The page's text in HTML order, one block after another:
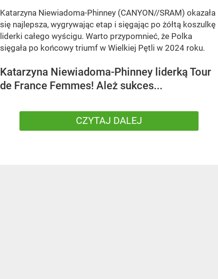
Katarzyna Niewiadoma-Phinney (CANYON//SRAM) okazała
się najlepsza, wygrywając etap i sięgając po żółtą koszulkę
liderki całego wyścigu. Warto przypomnieć, że Polka
sięgała po końcowy triumf w Wielkiej Pętli w 2024 roku.
Katarzyna Niewiadoma-Phinney liderką Tour
de France Femmes! Ależ sukces...
CZYTAJ DALEJ